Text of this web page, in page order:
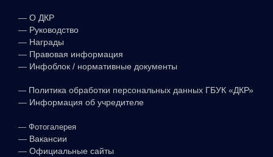
— О ДКР
— Руководство
— Награды
— Правовая информация
— Инфоблок / нормативные документы
— Политика обработки персональных данных ГБУК «ДКР»
— Информация об учредителе
— Фотогалерея
— Вакансии
— Официальные сайты